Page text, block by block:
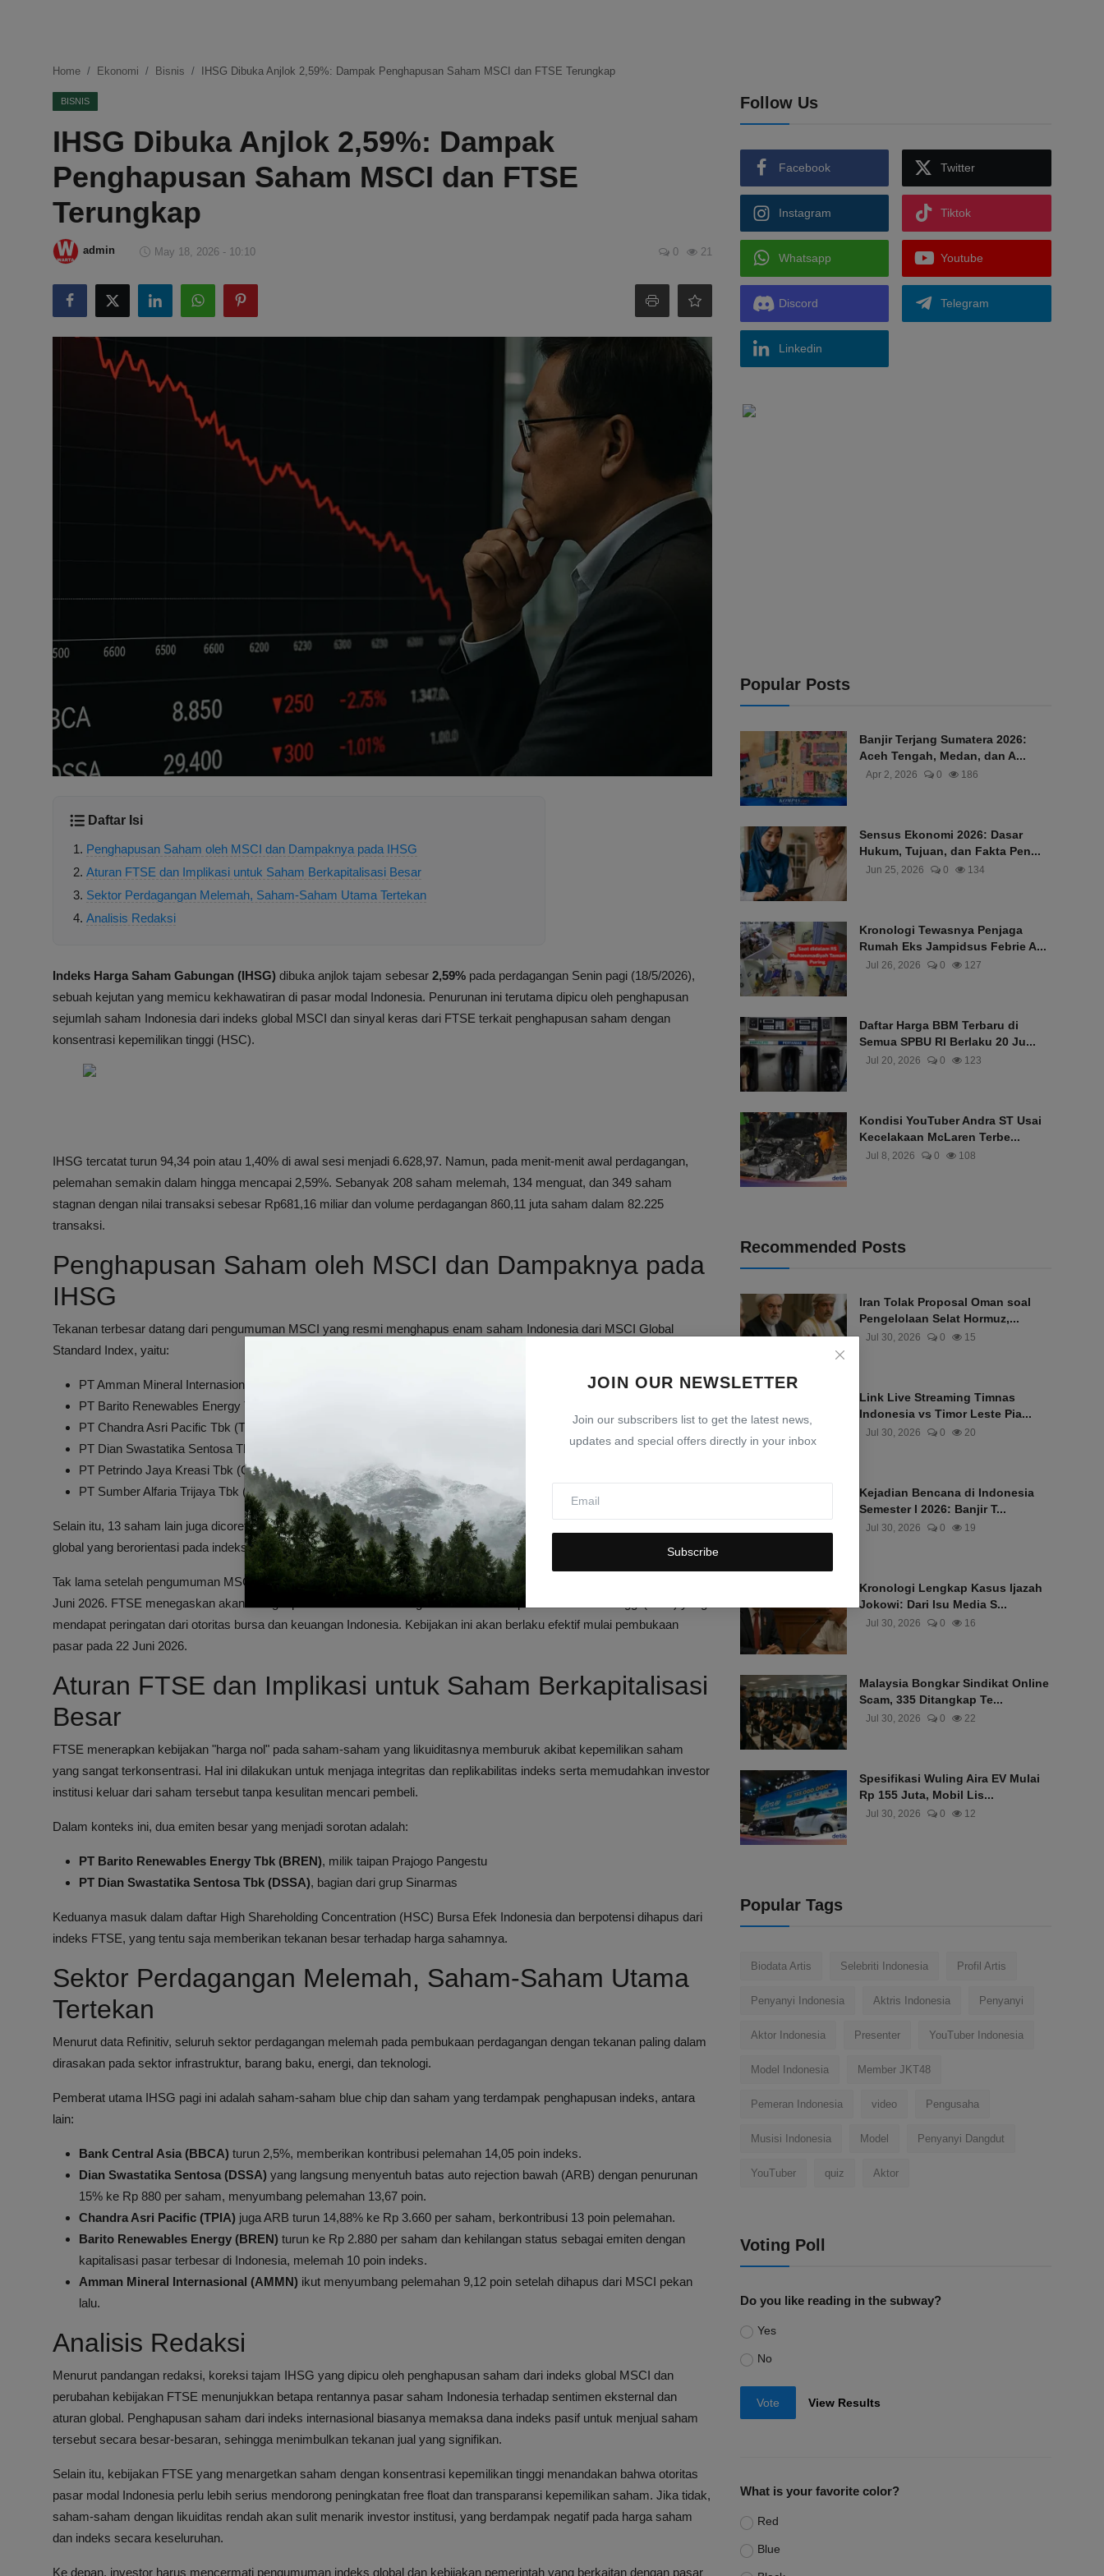
Ekonomi
Internasional
Teknologi
Kesehatan
JOIN OUR NEWSLETTER
Join our subscribers list to get the latest news,
updates and special offers directly in your inbox
Subscribe
Home Ekonomi Bisnis IHSG Dibuka Anjlok 2,59%: Dampak Penghapusan Saham MSCI dan FTSE Terungkap
BISNIS
IHSG Dibuka Anjlok 2,59%: Dampak
Penghapusan Saham MSCI dan FTSE
Terungkap
admin May 18, 2026 - 10:10 0 21
Daftar Isi
Penghapusan Saham oleh MSCI dan Dampaknya pada IHSG
Aturan FTSE dan Implikasi untuk Saham Berkapitalisasi Besar
Sektor Perdagangan Melemah, Saham-Saham Utama Tertekan
Analisis Redaksi
Indeks Harga Saham Gabungan (IHSG) dibuka anjlok tajam sebesar 2,59% pada perdagangan Senin pagi (18/5/2026),
sebuah kejutan yang memicu kekhawatiran di pasar modal Indonesia. Penurunan ini terutama dipicu oleh penghapusan
sejumlah saham Indonesia dari indeks global MSCI dan sinyal keras dari FTSE terkait penghapusan saham dengan
konsentrasi kepemilikan tinggi (HSC).
IHSG tercatat turun 94,34 poin atau 1,40% di awal sesi menjadi 6.628,97. Namun, pada menit-menit awal perdagangan,
pelemahan semakin dalam hingga mencapai 2,59%. Sebanyak 208 saham melemah, 134 menguat, dan 349 saham
stagnan dengan nilai transaksi sebesar Rp681,16 miliar dan volume perdagangan 860,11 juta saham dalam 82.225
transaksi.
Penghapusan Saham oleh MSCI dan Dampaknya pada
IHSG
Tekanan terbesar datang dari pengumuman MSCI yang resmi menghapus enam saham Indonesia dari MSCI Global
Standard Index, yaitu:
PT Amman Mineral Internasional Tbk (AMMN)
PT Barito Renewables Energy Tbk (BREN)
PT Chandra Asri Pacific Tbk (TPIA)
PT Dian Swastatika Sentosa Tbk (DSSA)
PT Petrindo Jaya Kreasi Tbk (CUAN)
PT Sumber Alfaria Trijaya Tbk (AMRT)
Selain itu, 13 saham lain juga dicoret dari MSCI Global Small Cap Index, memperkuat tekanan jual dari investor institusi
global yang berorientasi pada indeks.
Tak lama setelah pengumuman MSCI, penyedia indeks global FTSE mengeluarkan pernyataan resmi terkait review indeks
Juni 2026. FTSE menegaskan akan menghapus saham-saham dengan konsentrasi kepemilikan saham tinggi (HSC) yang
mendapat peringatan dari otoritas bursa dan keuangan Indonesia. Kebijakan ini akan berlaku efektif mulai pembukaan
pasar pada 22 Juni 2026.
Aturan FTSE dan Implikasi untuk Saham Berkapitalisasi
Besar
FTSE menerapkan kebijakan "harga nol" pada saham-saham yang likuiditasnya memburuk akibat kepemilikan saham
yang sangat terkonsentrasi. Hal ini dilakukan untuk menjaga integritas dan replikabilitas indeks serta memudahkan investor
institusi keluar dari saham tersebut tanpa kesulitan mencari pembeli.
Dalam konteks ini, dua emiten besar yang menjadi sorotan adalah:
PT Barito Renewables Energy Tbk (BREN), milik taipan Prajogo Pangestu
PT Dian Swastatika Sentosa Tbk (DSSA), bagian dari grup Sinarmas
Keduanya masuk dalam daftar High Shareholding Concentration (HSC) Bursa Efek Indonesia dan berpotensi dihapus dari
indeks FTSE, yang tentu saja memberikan tekanan besar terhadap harga sahamnya.
Sektor Perdagangan Melemah, Saham-Saham Utama
Tertekan
Menurut data Refinitiv, seluruh sektor perdagangan melemah pada pembukaan perdagangan dengan tekanan paling dalam
dirasakan pada sektor infrastruktur, barang baku, energi, dan teknologi.
Pemberat utama IHSG pagi ini adalah saham-saham blue chip dan saham yang terdampak penghapusan indeks, antara
lain:
Bank Central Asia (BBCA) turun 2,5%, memberikan kontribusi pelemahan 14,05 poin indeks.
Dian Swastatika Sentosa (DSSA) yang langsung menyentuh batas auto rejection bawah (ARB) dengan penurunan
15% ke Rp 880 per saham, menyumbang pelemahan 13,67 poin.
Chandra Asri Pacific (TPIA) juga ARB turun 14,88% ke Rp 3.660 per saham, berkontribusi 13 poin pelemahan.
Barito Renewables Energy (BREN) turun ke Rp 2.880 per saham dan kehilangan status sebagai emiten dengan
kapitalisasi pasar terbesar di Indonesia, melemah 10 poin indeks.
Amman Mineral Internasional (AMMN) ikut menyumbang pelemahan 9,12 poin setelah dihapus dari MSCI pekan
lalu.
Analisis Redaksi
Menurut pandangan redaksi, koreksi tajam IHSG yang dipicu oleh penghapusan saham dari indeks global MSCI dan
perubahan kebijakan FTSE menunjukkan betapa rentannya pasar saham Indonesia terhadap sentimen eksternal dan
aturan global. Penghapusan saham dari indeks internasional biasanya memaksa dana indeks pasif untuk menjual saham
tersebut secara besar-besaran, sehingga menimbulkan tekanan jual yang signifikan.
Selain itu, kebijakan FTSE yang menargetkan saham dengan konsentrasi kepemilikan tinggi menandakan bahwa otoritas
pasar modal Indonesia perlu lebih serius mendorong peningkatan free float dan transparansi kepemilikan saham. Jika tidak,
saham-saham dengan likuiditas rendah akan sulit menarik investor institusi, yang berdampak negatif pada harga saham
dan indeks secara keseluruhan.
Ke depan, investor harus mencermati pengumuman indeks global dan kebijakan pemerintah yang berkaitan dengan pasar
Follow Us
Facebook Twitter
Instagram Tiktok
Whatsapp Youtube
Discord Telegram
Linkedin
Popular Posts
Banjir Terjang Sumatera 2026:
Aceh Tengah, Medan, dan A...
Apr 2, 2026 0 186
Sensus Ekonomi 2026: Dasar
Hukum, Tujuan, dan Fakta Pen...
Jun 25, 2026 0 134
Kronologi Tewasnya Penjaga
Rumah Eks Jampidsus Febrie A...
Jul 26, 2026 0 127
Daftar Harga BBM Terbaru di
Semua SPBU RI Berlaku 20 Ju...
Jul 20, 2026 0 123
Kondisi YouTuber Andra ST Usai
Kecelakaan McLaren Terbe...
Jul 8, 2026 0 108
Recommended Posts
Iran Tolak Proposal Oman soal
Pengelolaan Selat Hormuz,...
Jul 30, 2026 0 15
Link Live Streaming Timnas
Indonesia vs Timor Leste Pia...
Jul 30, 2026 0 20
Kejadian Bencana di Indonesia
Semester I 2026: Banjir T...
Jul 30, 2026 0 19
Kronologi Lengkap Kasus Ijazah
Jokowi: Dari Isu Media S...
Jul 30, 2026 0 16
Malaysia Bongkar Sindikat Online
Scam, 335 Ditangkap Te...
Jul 30, 2026 0 22
Spesifikasi Wuling Aira EV Mulai
Rp 155 Juta, Mobil Lis...
Jul 30, 2026 0 12
Popular Tags
Biodata Artis Selebriti Indonesia Profil Artis
Penyanyi Indonesia Aktris Indonesia Penyanyi
Aktor Indonesia Presenter YouTuber Indonesia
Model Indonesia Member JKT48
Pemeran Indonesia video Pengusaha
Musisi Indonesia Model Penyanyi Dangdut
YouTuber quiz Aktor
Voting Poll
Do you like reading in the subway?
Yes
No
Vote View Results
What is your favorite color?
Red
Blue